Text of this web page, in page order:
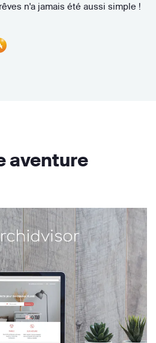
n'a jamais été aussi simple !
aventure